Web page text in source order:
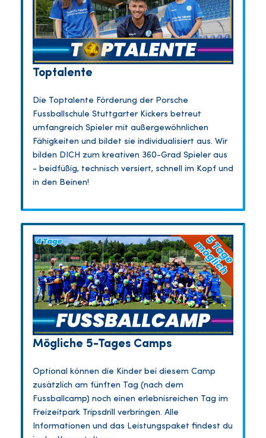
Toptalente
Die Toptalente Förderung der Porsche
Fussballschule Stuttgarter Kickers betreut
umfangreich Spieler mit außergewöhnlichen
Fähigkeiten und bildet sie individualisiert aus. Wir
bilden DICH zum kreativen 360-Grad Spieler aus
- beidfüßig, technisch versiert, schnell im Kopf und
in den Beinen!
Mögliche 5-Tages Camps
Optional können die Kinder bei diesem Camp
zusätzlich am fünften Tag (nach dem
Fussballcamp) noch einen erlebnisreichen Tag im
Freizeitpark Tripsdrill verbringen. Alle
Informationen und das Leistungspaket findest du